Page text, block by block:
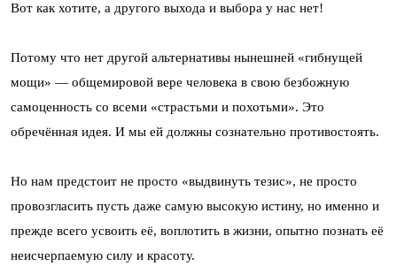
Вот как хотите, а другого выхода и выбора у нас нет!
Потому что нет другой альтернативы нынешней «гибнущей
мощи» — общемировой вере человека в свою безбожную
самоценность со всеми «страстьми и похотьми». Это
обречённая идея. И мы ей должны сознательно противостоять.
Но нам предстоит не просто «выдвинуть тезис», не просто
провозгласить пусть даже самую высокую истину, но именно и
прежде всего усвоить её, воплотить в жизни, опытно познать её
неисчерпаемую силу и красоту.